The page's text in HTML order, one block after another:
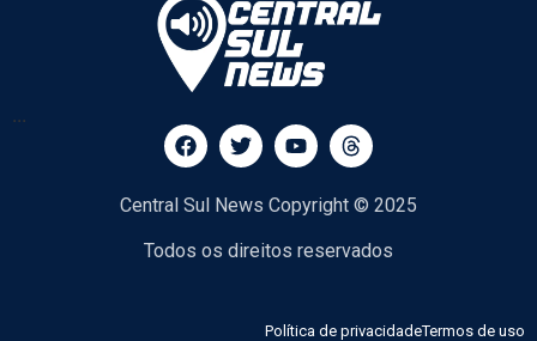
...
Central Sul News Copyright © 2025
Todos os direitos reservados
Política de privacidadeTermos de uso